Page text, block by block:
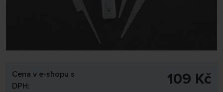
Cena v e-shopu s
DPH:
109 Kč